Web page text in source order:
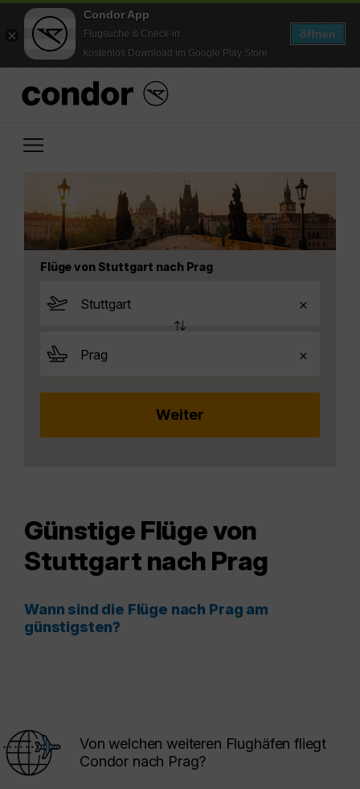
Condor App
Flugsuche & Check-in
kostenlos Download im Google Play Store
öffnen
Flüge von Stuttgart nach Prag
Günstige Flüge von
Stuttgart nach Prag
Wann sind die Flüge nach Prag am
günstigsten?
Von welchen weiteren Flughäfen fliegt
Condor nach Prag?